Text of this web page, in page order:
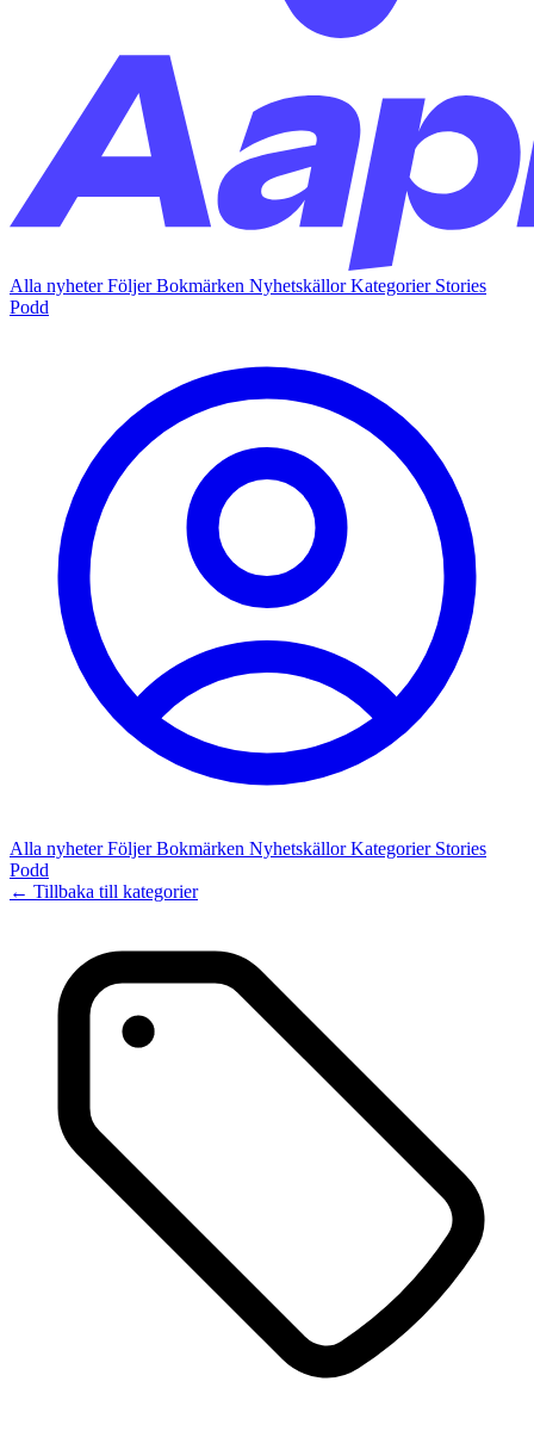
Alla nyheterFöljerBokmärken NyhetskällorKategorier Stories
Podd
Alla nyheterFöljerBokmärken NyhetskällorKategorier Stories
Podd
← Tillbaka till kategorier